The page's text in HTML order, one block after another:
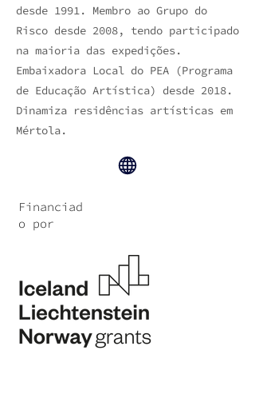
desde 1991. Membro ao Grupo do
Risco desde 2008, tendo participado
na maioria das expedições.
Embaixadora Local do PEA (Programa
de Educação Artística) desde 2018.
Dinamiza residências artísticas em
Mértola.
Financiad
o por